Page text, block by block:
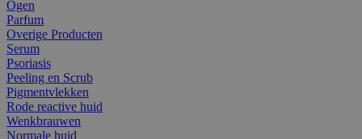
Ogen
Parfum
Overige Producten
Serum
Psoriasis
Peeling en Scrub
Pigmentvlekken
Rode reactive huid
Wenkbrauwen
Normale huid